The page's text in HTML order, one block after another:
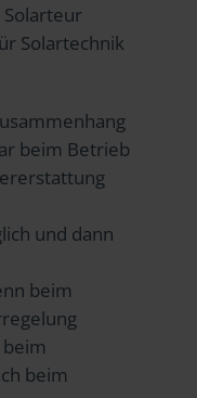
Solarteur
Solartechnik
beim Betrieb
und dann
beim
beim